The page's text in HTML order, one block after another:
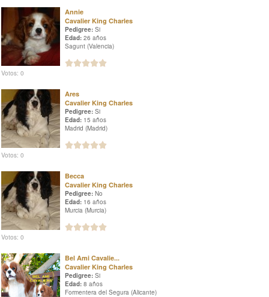
Annie
Cavalier King Charles
Pedigree: Si
Edad: 26 años
Sagunt (Valencia)
Votos: 0
Ares
Cavalier King Charles
Pedigree: Si
Edad: 15 años
Madrid (Madrid)
Votos: 0
Becca
Cavalier King Charles
Pedigree: No
Edad: 16 años
Murcia (Murcia)
Votos: 0
Bel Ami Cavalie...
Cavalier King Charles
Pedigree: Si
Edad: 8 años
Formentera del Segura (Alicante)